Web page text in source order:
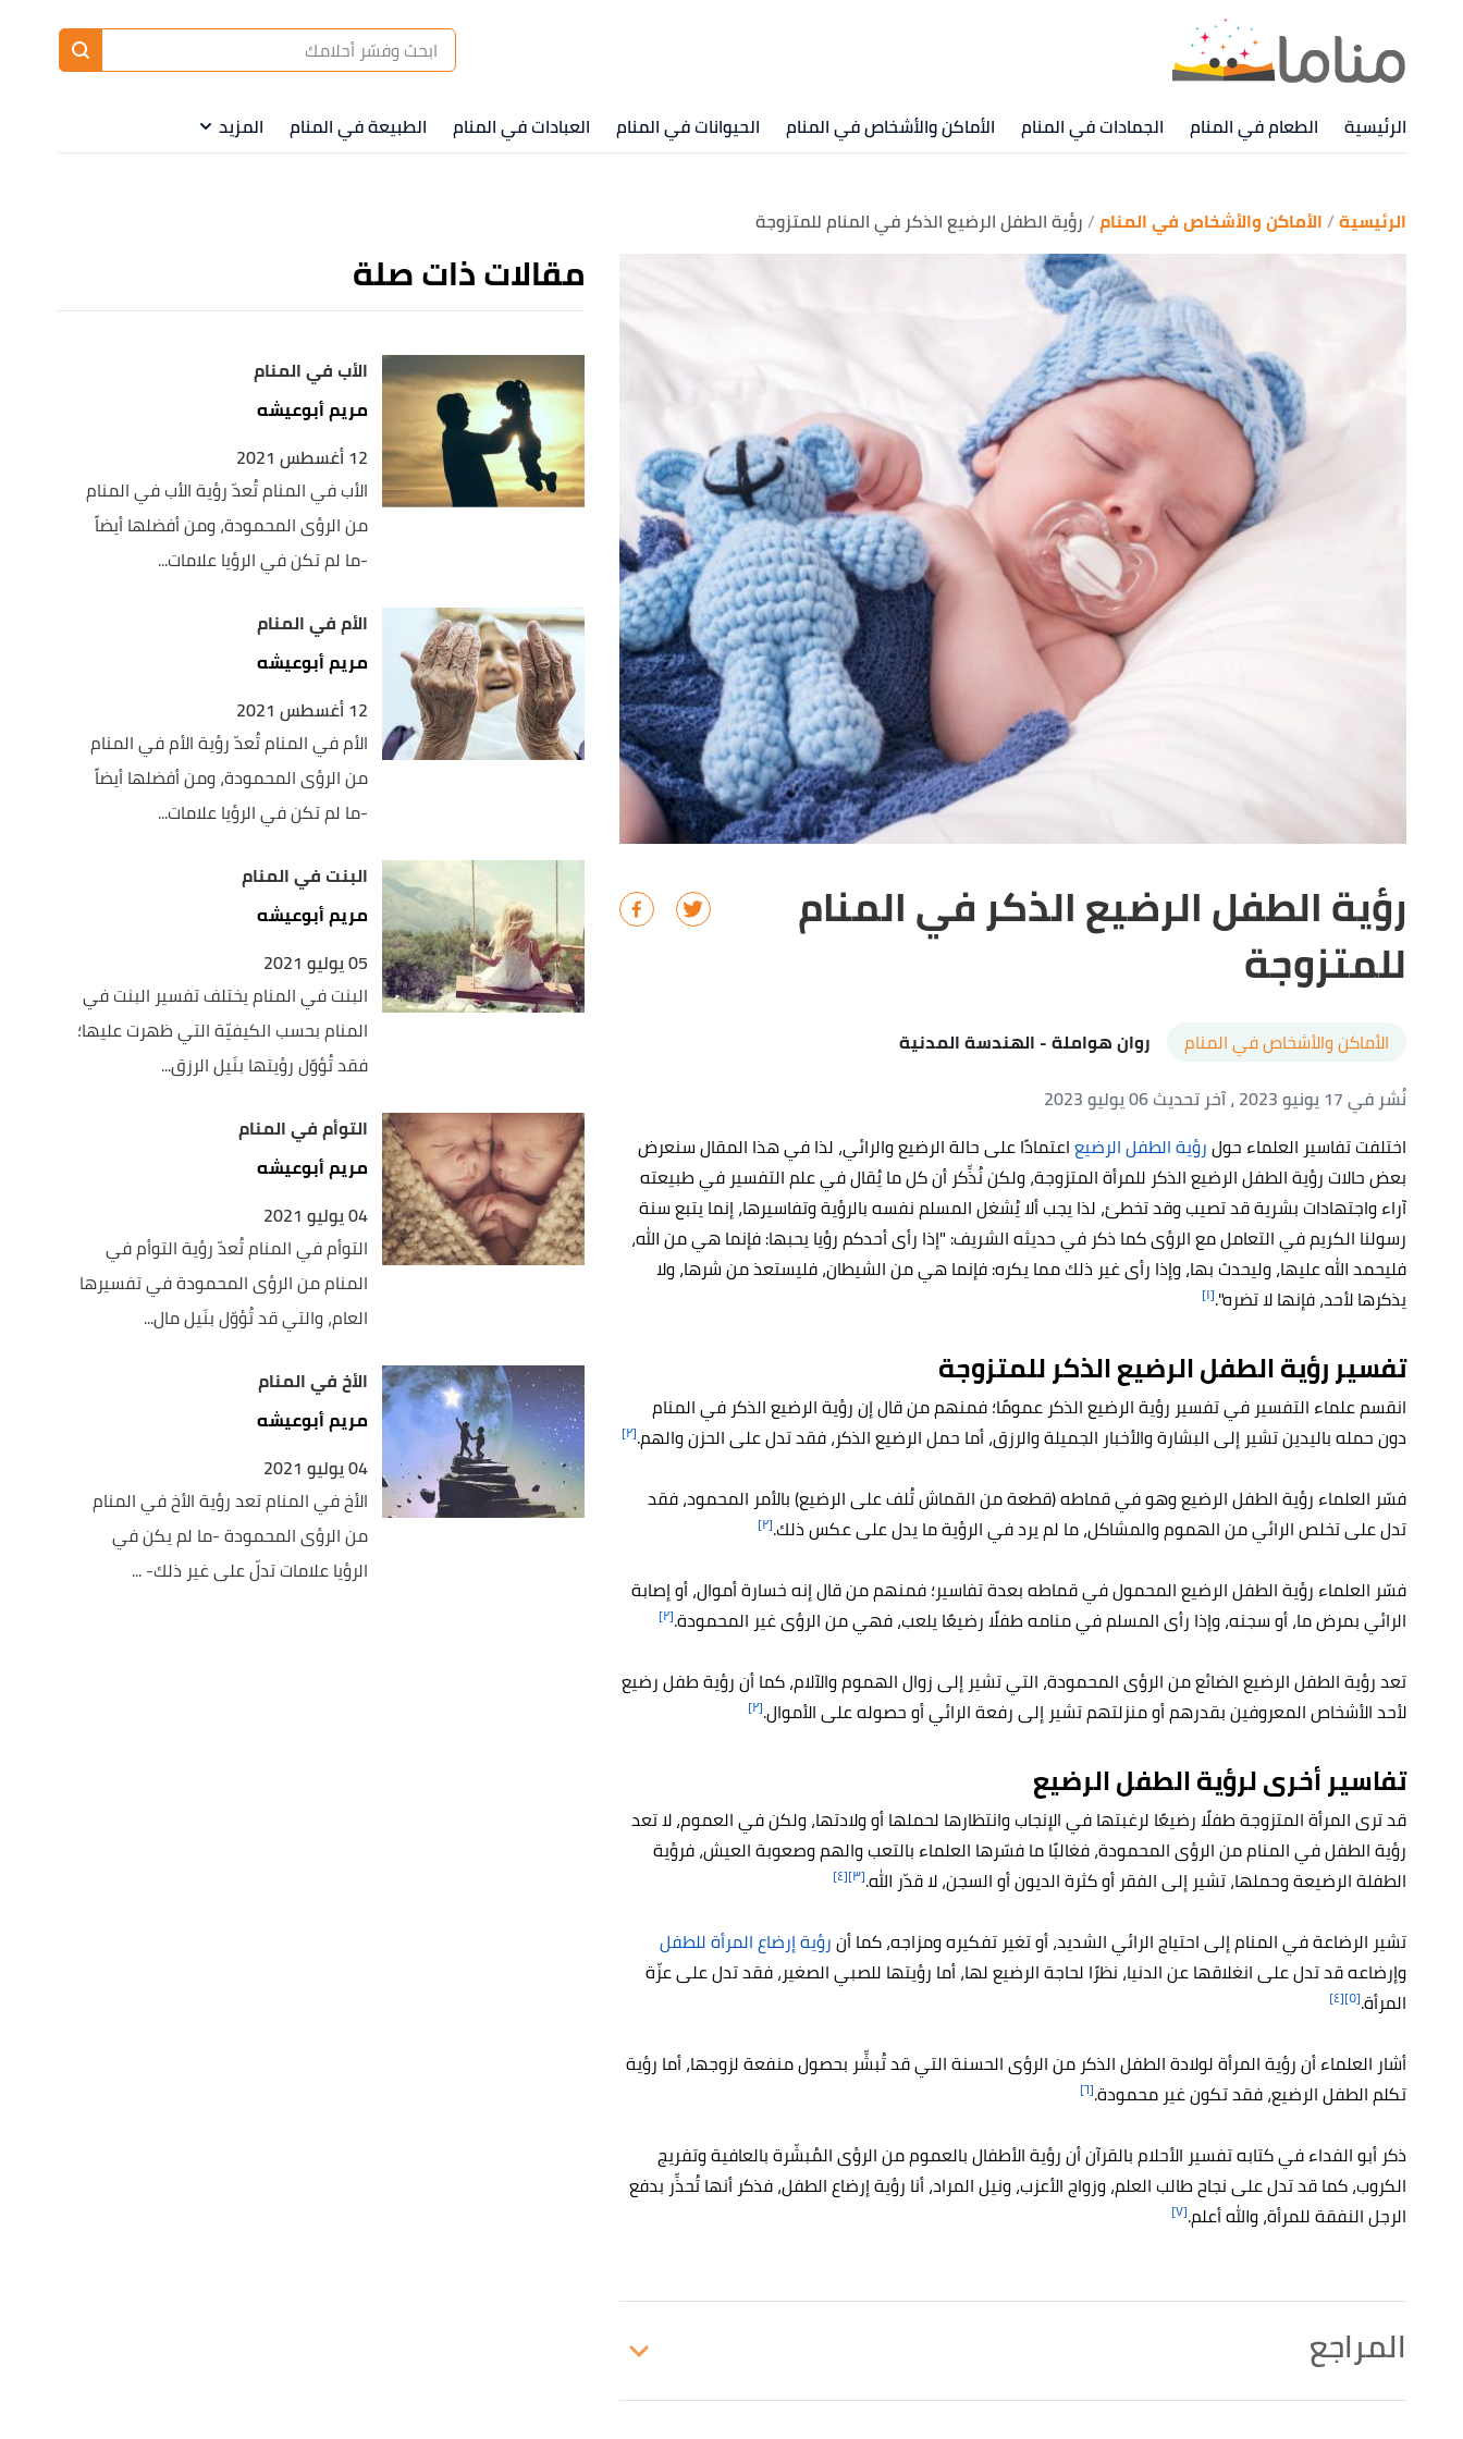
الرئيسية الطعام في المنام الجمادات في المنام الأماكن والأشخاص في المنام الحيوانات في المنام العبادات في المنام الطبيعة في المنام المزيد
الرئيسية الأماكن والأشخاص في المنام رؤية الطفل الرضيع الذكر في المنام للمتزوجة
رؤية الطفل الرضيع الذكر في المنام
للمتزوجة
الأماكن والأشخاص في المنام روان هواملة- الهندسة المدنية
نُشر في 17 يونيو 2023
، آخر تحديث 06 يوليو 2023
اختلفت تفاسير العلماء حولرؤية الطفل الرضيعاعتمادًا على حالة الرضيع والرائي، لذا في هذا المقال سنعرض
بعض حالات رؤية الطفل الرضيع الذكر للمرأة المتزوجة، ولكن نُذِّكر أن كل ما يُقال في علم التفسير في طبيعته
آراء واجتهادات بشرية قد تصيب وقد تخطئ، لذا يجب ألا يُشغل المسلم نفسه بالرؤية وتفاسيرها، إنما يتبع سنة
رسولنا الكريم في التعامل مع الرؤى كما ذكر في حديثه الشريف: "إذا رأى أحدكم رؤيا يحبها: فإنما هي من الله،
فليحمد الله عليها، وليحدث بها، وإذا رأى غير ذلك مما يكره: فإنما هي من الشيطان، فليستعذ من شرها، ولا
يذكرها لأحد، فإنها لا تضره".[١]
تفسير رؤية الطفل الرضيع الذكر للمتزوجة
انقسم علماء التفسير في تفسير رؤية الرضيع الذكر عمومًا؛ فمنهم من قال إن رؤية الرضيع الذكر في المنام
دون حمله باليدين تشير إلى البشارة والأخبار الجميلة والرزق، أما حمل الرضيع الذكر، فقد تدل على الحزن والهم.[٢]
فسّر العلماء رؤية الطفل الرضيع وهو في قماطه (قطعة من القماش تُلف على الرضيع) بالأمر المحمود، فقد
تدل على تخلص الرائي من الهموم والمشاكل، ما لم يرد في الرؤية ما يدل على عكس ذلك.[٢]
فسّر العلماء رؤية الطفل الرضيع المحمول في قماطه بعدة تفاسير؛ فمنهم من قال إنه خسارة أموال، أو إصابة
الرائي بمرض ما، أو سجنه، وإذا رأى المسلم في منامه طفلًا رضيعًا يلعب، فهي من الرؤى غير المحمودة.[٢]
تعد رؤية الطفل الرضيع الضائع من الرؤى المحمودة، التي تشير إلى زوال الهموم والآلام، كما أن رؤية طفل رضيع
لأحد الأشخاص المعروفين بقدرهم أو منزلتهم تشير إلى رفعة الرائي أو حصوله على الأموال.[٢]
تفاسير أخرى لرؤية الطفل الرضيع
قد ترى المرأة المتزوجة طفلًا رضيعًا لرغبتها في الإنجاب وانتظارها لحملها أو ولادتها، ولكن في العموم، لا تعد
رؤية الطفل في المنام من الرؤى المحمودة، فغالبًا ما فسّرها العلماء بالتعب والهم وصعوبة العيش، فرؤية
الطفلة الرضيعة وحملها، تشير إلى الفقر أو كثرة الديون أو السجن، لا قدّر الله.[٣] [٤]
تشير الرضاعة في المنام إلى احتياج الرائي الشديد، أو تغير تفكيره ومزاجه، كما أنرؤية إرضاع المرأة للطفل
وإرضاعه قد تدل على انغلاقها عن الدنيا، نظرًا لحاجة الرضيع لها، أما رؤيتها للصبي الصغير، فقد تدل على عزّة
المرأة.[٥] [٤]
أشار العلماء أن رؤية المرأة لولادة الطفل الذكر من الرؤى الحسنة التي قد تُبشِّر بحصول منفعة لزوجها، أما رؤية
تكلم الطفل الرضيع، فقد تكون غير محمودة.[٦]
ذكر أبو الفداء في كتابه تفسير الأحلام بالقرآن أن رؤية الأطفال بالعموم من الرؤى المُبشّرة بالعافية وتفريج
الكروب، كما قد تدل على نجاح طالب العلم، وزواج الأعزب، ونيل المراد، أنا رؤية إرضاع الطفل، فذكر أنها تُحذِّر بدفع
الرجل النفقة للمرأة، والله أعلم.[٧]
المراجع
مقالات ذات صلة
الأب في المنام
مريم أبوعيشه
12 أغسطس 2021
الأب في المنام تُعدّ رؤية الأب في المنام
من الرؤى المحمودة، ومن أفضلها أيضاً
-ما لم تكن في الرؤيا علامات...
الأم في المنام
مريم أبوعيشه
12 أغسطس 2021
الأم في المنام تُعدّ رؤية الأم في المنام
من الرؤى المحمودة، ومن أفضلها أيضاً
-ما لم تكن في الرؤيا علامات...
البنت في المنام
مريم أبوعيشه
05 يوليو 2021
البنت في المنام يختلف تفسير البنت في
المنام بحسب الكيفيّة التي ظهرت عليها؛
فقد تُؤوّل رؤيتها بنَيل الرزق...
التوأم في المنام
مريم أبوعيشه
04 يوليو 2021
التوأم في المنام تُعدّ رؤية التوأم في
المنام من الرؤى المحمودة في تفسيرها
العام، والتي قد تُؤوّل بنَيل مال...
الأخ في المنام
مريم أبوعيشه
04 يوليو 2021
الأخ في المنام تعد رؤية الأخ في المنام
من الرؤى المحمودة -ما لم يكن في
الرؤيا علامات تدلّ على غير ذلك- ...